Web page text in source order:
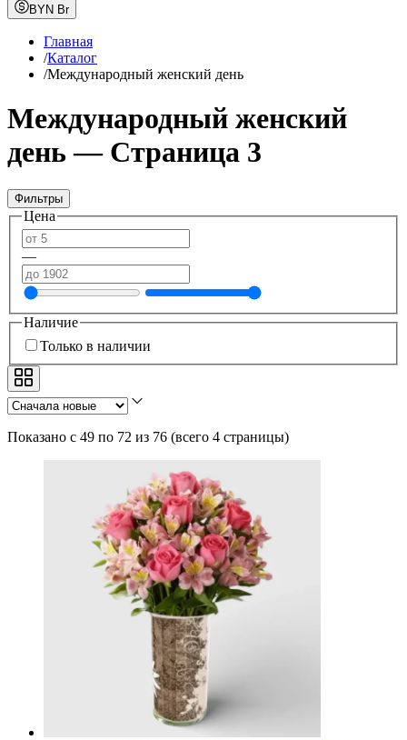
BYN Br
Главная
/Каталог
/Международный женский день
Международный женский
день — Страница 3
Фильтры
Цена
—
Наличие
Только в наличии
Показано с 49 по 72 из 76 (всего 4 страницы)